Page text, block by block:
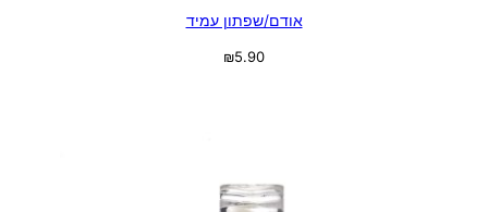
אודם/שפתון עמיד
₪5.90